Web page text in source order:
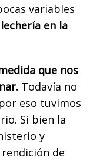
variables
en la
que nos
Todavía no
eso tuvimos
Si bien la
y
de